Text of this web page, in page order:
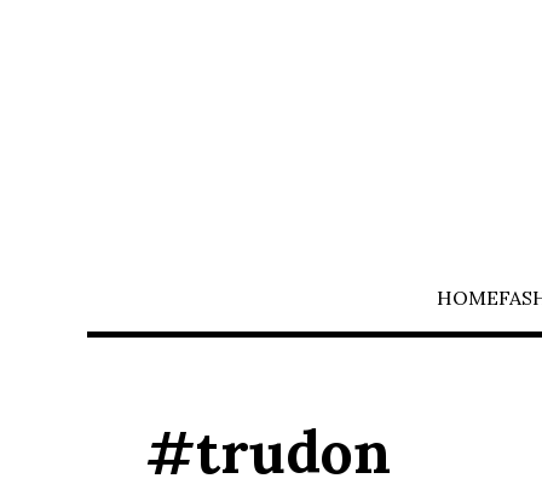
HOME
#trudon